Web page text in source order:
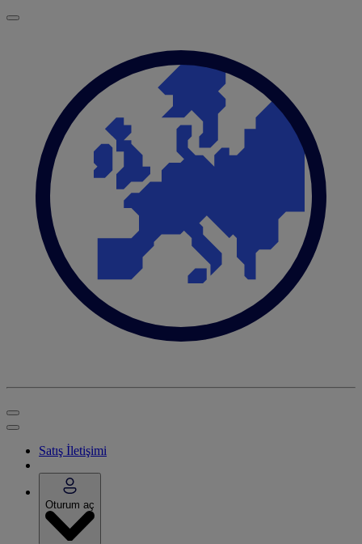
Satış İletişimi
Oturum aç